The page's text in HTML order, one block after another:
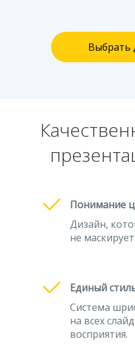
Выбрать
Понимание
Дизайн,
не
Единый
Система
на всех
восприятия.